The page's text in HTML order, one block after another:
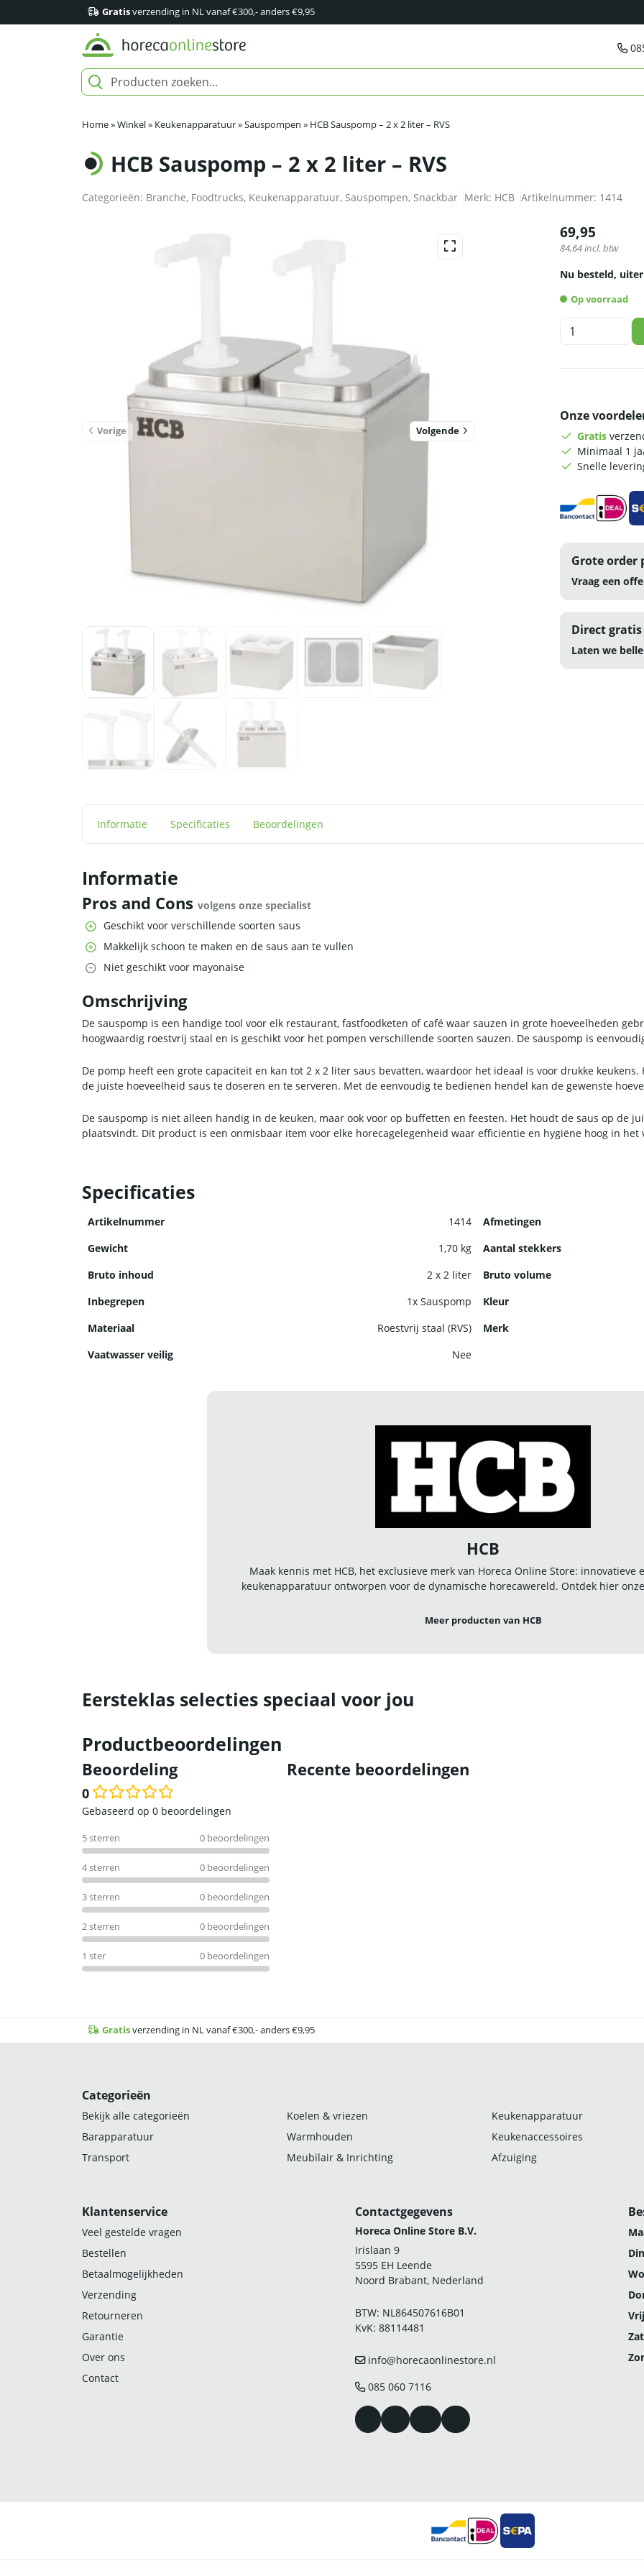
Gratisverzending in NL vanaf €300,- anders €9,95
Home»Winkel» Keukenapparatuur»Sauspompen » HCB Sauspomp – 2 x 2 liter – RVS
HCB Sauspomp – 2 x 2 liter – RVS
Categorieën: Branche, Foodtrucks, Keukenapparatuur, Sauspompen, Snackbar Merk: HCB Artikelnummer: 1414
Vorige Volgende
69,95
84,64incl. btw
Nu besteld,
Op voorraad
HCB
Sauspomp
liter
RVS
aantal
Onze
Gratis
Minimaal 1
Snelle
Grote order
Vraag een
Direct
Laten we
Informatie Specificaties Beoordelingen
Informatie
Pros and Cons volgens onze specialist
Geschikt voor verschillende soorten saus
Makkelijk schoon te maken en de saus aan te vullen
Niet geschikt voor mayonaise
Omschrijving
De sauspomp is een handige tool voor elk restaurant, fastfoodketen of café waar sauzen in grote hoeveelheden
hoogwaardig roestvrij staal en is geschikt voor het pompen verschillende soorten sauzen. De sauspomp is
De pomp heeft een grote capaciteit en kan tot 2 x 2 liter saus bevatten, waardoor het ideaal is voor drukke
de juiste hoeveelheid saus te doseren en te serveren. Met de eenvoudig te bedienen hendel kan de gewenste
De sauspomp is niet alleen handig in de keuken, maar ook voor op buffetten en feesten. Het houdt de saus op de
plaatsvindt. Dit product is een onmisbaar item voor elke horecagelegenheid waar efficiëntie en hygiëne hoog in het
Specificaties
Artikelnummer 1414
Afmetingen
Gewicht
1,70 kg
Aantal stekkers
Bruto inhoud
2 x 2 liter
Bruto volume
Inbegrepen
1x Sauspomp
Kleur
Materiaal
Roestvrij staal (RVS)
Merk
Vaatwasser veilig
Nee
HCB
Maak kennis met HCB, het exclusieve merk van Horeca Online Store: innovatieve
keukenapparatuur ontworpen voor de dynamische horecawereld. Ontdek hier
Meer producten van HCB
Eersteklas selecties speciaal voor jou
Productbeoordelingen
Beoordeling
0
Waardering
uit
5
Gebaseerd op 0 beoordelingen
5 sterren 0 beoordelingen
4 sterren 0 beoordelingen
3 sterren 0 beoordelingen
2 sterren 0 beoordelingen
1 ster 0 beoordelingen
Recente beoordelingen
Gratisverzending in NL vanaf €300,- anders €9,95
Categorieën
Bekijk alle categorieën Koelen & vriezen
Keukenapparatuur
Barapparatuur
Warmhouden
Keukenaccessoires
Transport
Meubilair & Inrichting Afzuiging
Klantenservice
Veel gestelde vragen
Bestellen
Betaalmogelijkheden
Verzending
Retourneren
Garantie
Over ons
Contact
Contactgegevens
Horeca Online Store B.V.
Irislaan 9
5595 EH Leende
Noord Brabant, Nederland
BTW: NL864507616B01
KvK: 88114481
info@horecaonlinestore.nl
085 060 7116